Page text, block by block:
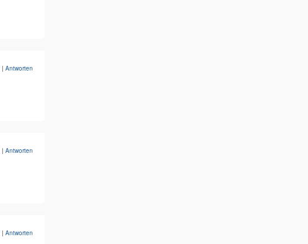
| Antworten
| Antworten
| Antworten